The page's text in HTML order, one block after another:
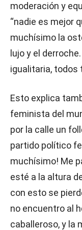
moderación y
“nadie es mejor
muchísimo la
lujo y el
igualitaria, todos
Esto explica
feminista del
por la calle un
partido político
muchísimo! Me
esté a la altura
con esto se
no encuentro al
caballeroso, y la